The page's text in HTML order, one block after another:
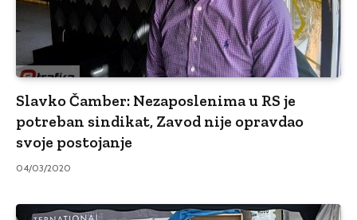
Slavko Čamber: Nezaposlenima u RS je
potreban sindikat, Zavod nije opravdao
svoje postojanje
04/03/2020